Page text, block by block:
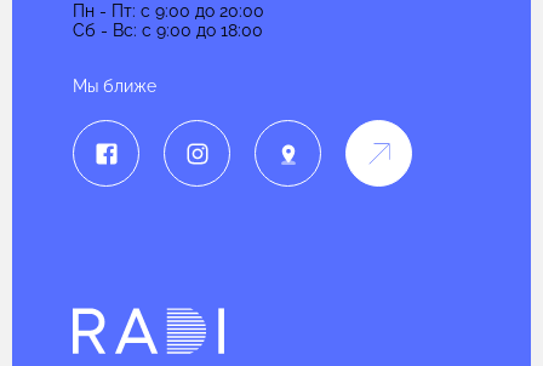
Пн - Пт: c 9:00 до 20:00
Сб - Вс: c 9:00 до 18:00
Мы ближе